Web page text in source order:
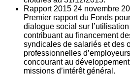
Rapport 2015 24 novembre
Premier rapport du Fonds
dialogue social sur
contribuant au financement
syndicales de salariés et des
professionnelles
concourant au
missions d’intérêt général.